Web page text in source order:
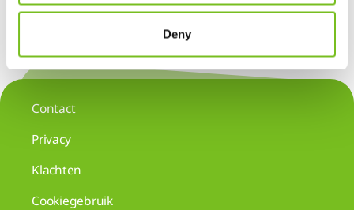
Deny
Contact
Privacy
Klachten
Cookiegebruik